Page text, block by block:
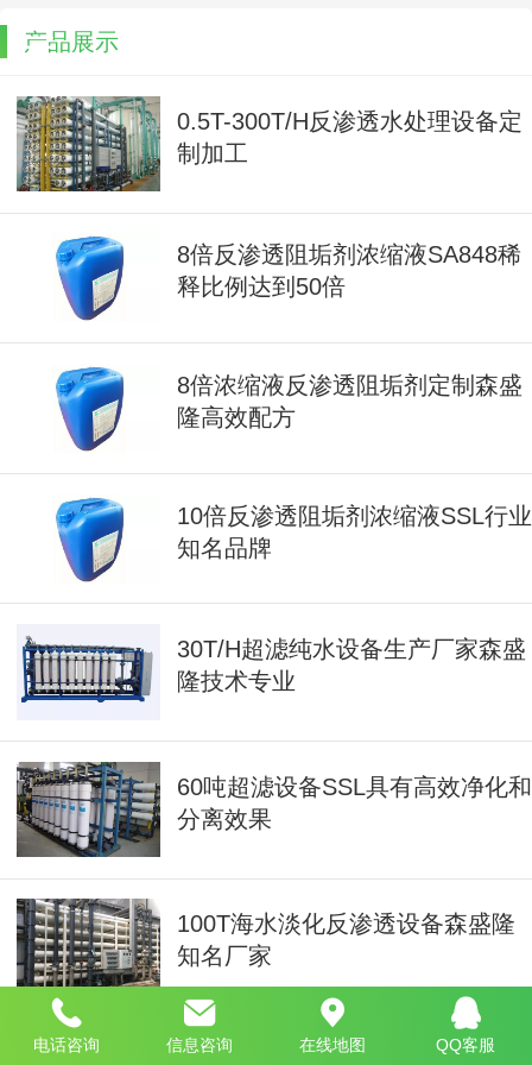
产品展示
0.5T-300T/H反渗透水处理设备定
制加工
8倍反渗透阻垢剂浓缩液SA848稀
释比例达到50倍
8倍浓缩液反渗透阻垢剂定制森盛
隆高效配方
10倍反渗透阻垢剂浓缩液SSL行业
知名品牌
30T/H超滤纯水设备生产厂家森盛
隆技术专业
60吨超滤设备SSL具有高效净化和
分离效果
100T海水淡化反渗透设备森盛隆
知名厂家
EDI超纯水处理设备森盛隆采用电
电话咨询 信息咨询 在线地图 QQ客服